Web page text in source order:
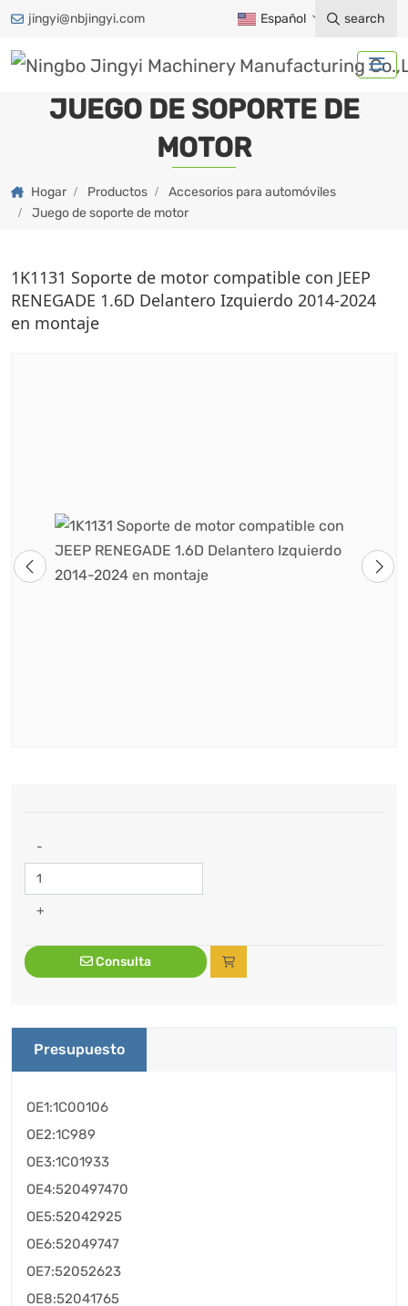
jingyi@nbjingyi.com Español search
JUEGO DE SOPORTE DE
MOTOR
Hogar Productos
Accesorios para automóviles
Juego de soporte de motor
1K1131 Soporte de motor compatible con JEEP
RENEGADE 1.6D Delantero Izquierdo 2014-2024
en montaje
-
+
Consulta
Presupuesto
OE1:1C00106
OE2:1C989
OE3:1C01933
OE4:520497470
OE5:52042925
OE6:52049747
OE7:52052623
OE8:52041765